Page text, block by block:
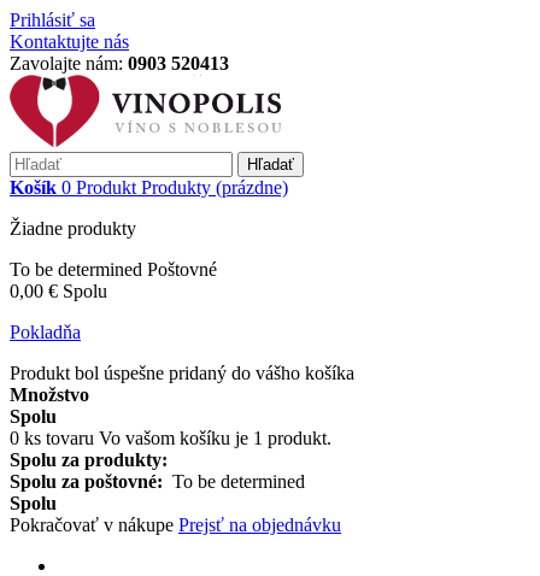
Prihlásiť sa
Kontaktujte nás
Zavolajte nám: 0903 520413
Hľadať
Košík 0 Produkt Produkty (prázdne)
Žiadne produkty
To be determined Poštovné
0,00 € Spolu
Pokladňa
Produkt bol úspešne pridaný do vášho košíka
Množstvo
Spolu
0 ks tovaru Vo vašom košíku je 1 produkt.
Spolu za produkty:
Spolu za poštovné: To be determined
Spolu
Pokračovať v nákupe Prejsť na objednávku